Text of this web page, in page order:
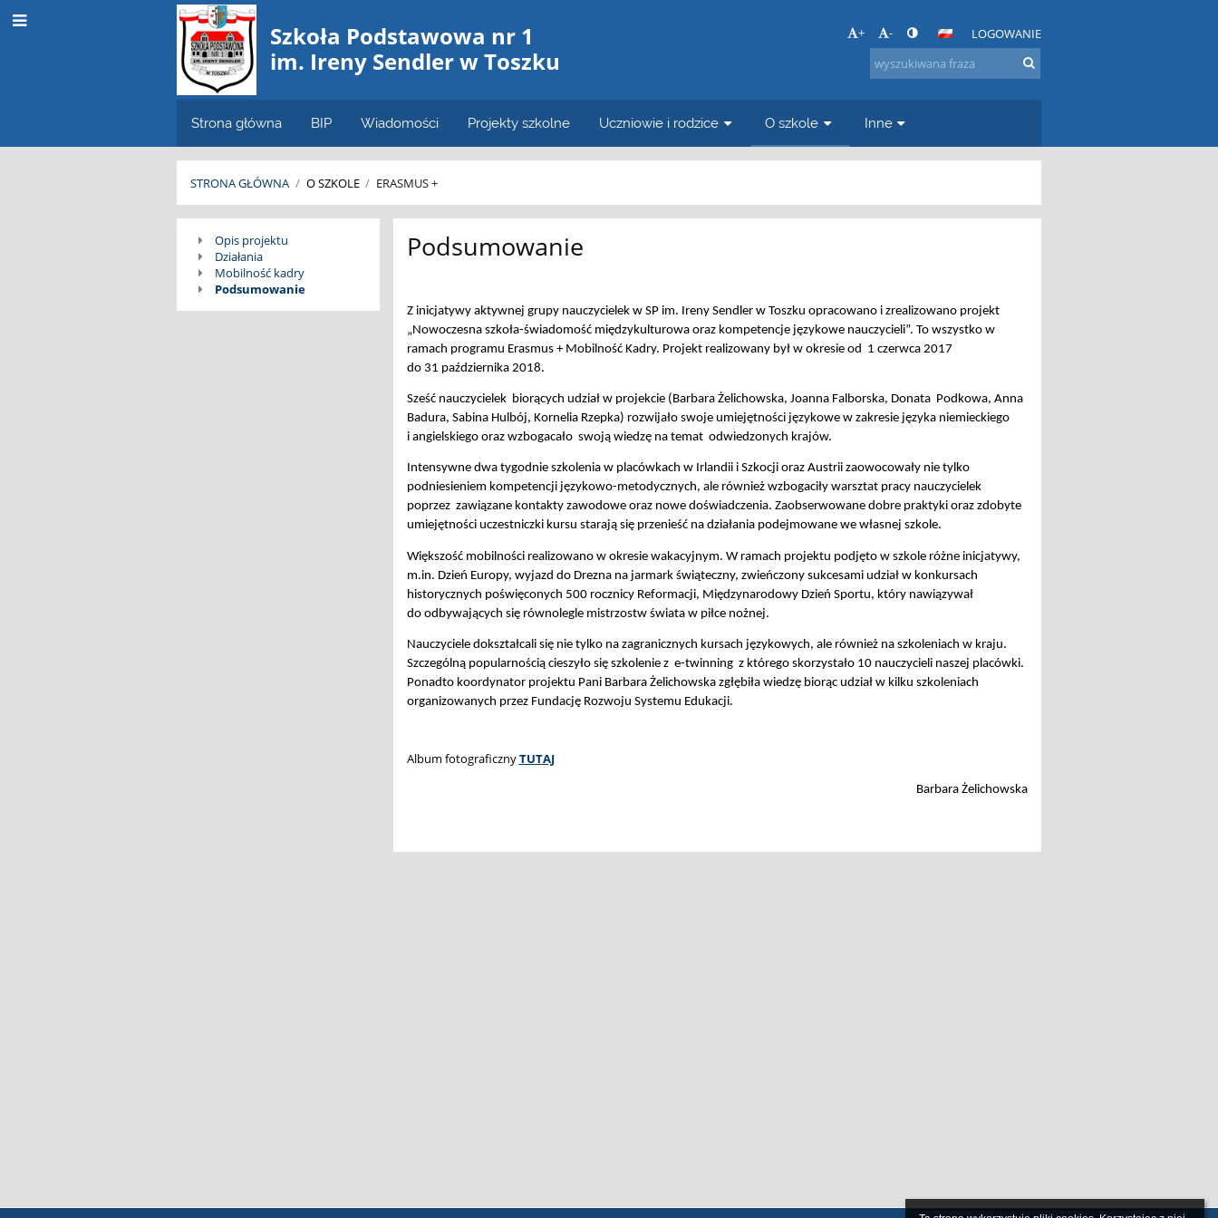
Szkoła Podstawowa nr 1
im. Ireny Sendler w Toszku
+ - LOGOWANIE
Strona główna BIP Wiadomości Projekty szkolne Uczniowie i rodzice O szkole Inne
STRONA GŁÓWNA / O SZKOLE / ERASMUS +
Erasmus
Opis projektu
Działania
Mobilność kadry
Podsumowanie
Podsumowanie
Z inicjatywy aktywnej grupy nauczycielek w SP im. Ireny Sendler w Toszku opracowano i zrealizowano projekt
„Nowoczesna szkoła-świadomość międzykulturowa oraz kompetencje językowe nauczycieli”. To wszystko w
ramach programu Erasmus + Mobilność Kadry. Projekt realizowany był w okresie od 1 czerwca 2017
do 31 października 2018.
Sześć nauczycielek biorących udział w projekcie (Barbara Żelichowska, Joanna Falborska, Donata Podkowa, Anna
Badura, Sabina Hulbój, Kornelia Rzepka) rozwijało swoje umiejętności językowe w zakresie języka niemieckiego
i angielskiego oraz wzbogacało swoją wiedzę na temat odwiedzonych krajów.
Intensywne dwa tygodnie szkolenia w placówkach w Irlandii i Szkocji oraz Austrii zaowocowały nie tylko
podniesieniem kompetencji językowo-metodycznych, ale również wzbogaciły warsztat pracy nauczycielek
poprzez zawiązane kontakty zawodowe oraz nowe doświadczenia. Zaobserwowane dobre praktyki oraz zdobyte
umiejętności uczestniczki kursu starają się przenieść na działania podejmowane we własnej szkole.
Większość mobilności realizowano w okresie wakacyjnym. W ramach projektu podjęto w szkole różne inicjatywy,
m.in. Dzień Europy, wyjazd do Drezna na jarmark świąteczny, zwieńczony sukcesami udział w konkursach
historycznych poświęconych 500 rocznicy Reformacji, Międzynarodowy Dzień Sportu, który nawiązywał
do odbywających się równolegle mistrzostw świata w piłce nożnej.
Nauczyciele dokształcali się nie tylko na zagranicznych kursach językowych, ale również na szkoleniach w kraju.
Szczególną popularnością cieszyło się szkolenie z e-twinning z którego skorzystało 10 nauczycieli naszej placówki.
Ponadto koordynator projektu Pani Barbara Żelichowska zgłębiła wiedzę biorąc udział w kilku szkoleniach
organizowanych przez Fundację Rozwoju Systemu Edukacji.
Album fotograficznyTUTAJ
Barbara Żelichowska